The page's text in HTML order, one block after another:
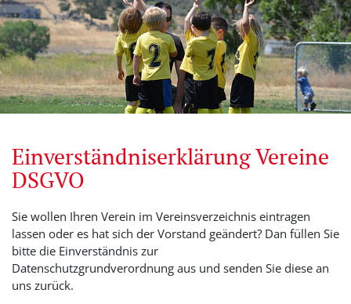
Einverständniserklärung Vereine
DSGVO
Sie wollen Ihren Verein im Vereinsverzeichnis eintragen
lassen oder es hat sich der Vorstand geändert? Dan füllen Sie
bitte die Einverständnis zur
Datenschutzgrundverordnung aus und senden Sie diese an
uns zurück.